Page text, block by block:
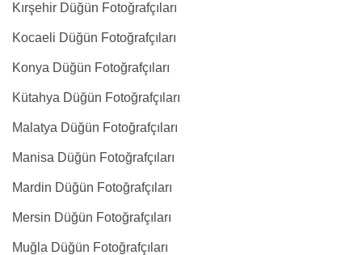
Kırşehir Düğün Fotoğrafçıları
Kocaeli Düğün Fotoğrafçıları
Konya Düğün Fotoğrafçıları
Kütahya Düğün Fotoğrafçıları
Malatya Düğün Fotoğrafçıları
Manisa Düğün Fotoğrafçıları
Mardin Düğün Fotoğrafçıları
Mersin Düğün Fotoğrafçıları
Muğla Düğün Fotoğrafçıları